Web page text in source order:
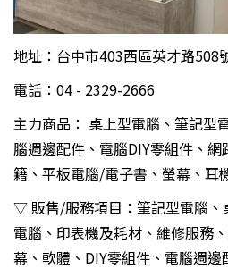
地址：台中市403西區英才路508
電話：04 - 2329-2666
主力商品： 桌上型電腦、筆記型
腦週邊配件、電腦DIY零組件、
籍、平板電腦/電子書、螢幕、耳
▽ 販售/服務項目：筆記型電腦、
電腦、印表機及耗材、維修服務
幕、軟體、DIY零組件、電腦週邊